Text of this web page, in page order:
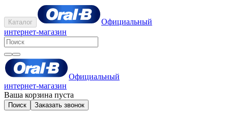
Каталог
Официальный
интернет-магазин
Официальный
интернет-магазин
Ваша корзина пуста
Поиск Заказать звонок